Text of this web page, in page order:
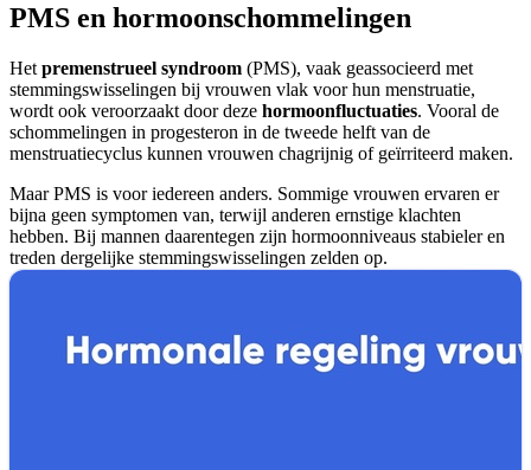
PMS en hormoonschommelingen
Het premenstrueel syndroom (PMS), vaak geassocieerd met
stemmingswisselingen bij vrouwen vlak voor hun menstruatie,
wordt ook veroorzaakt door deze hormoonfluctuaties. Vooral de
schommelingen in progesteron in de tweede helft van de
menstruatiecyclus kunnen vrouwen chagrijnig of geïrriteerd maken.
Maar PMS is voor iedereen anders. Sommige vrouwen ervaren er
bijna geen symptomen van, terwijl anderen ernstige klachten
hebben. Bij mannen daarentegen zijn hormoonniveaus stabieler en
treden dergelijke stemmingswisselingen zelden op.